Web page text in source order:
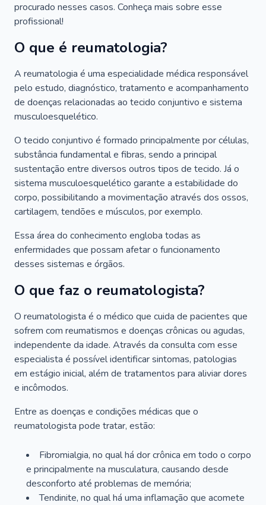
procurado nesses casos. Conheça mais sobre esse
profissional!
O que é reumatologia?
A reumatologia é uma especialidade médica responsável
pelo estudo, diagnóstico, tratamento e acompanhamento
de doenças relacionadas ao tecido conjuntivo e sistema
musculoesquelético.
O tecido conjuntivo é formado principalmente por células,
substância fundamental e fibras, sendo a principal
sustentação entre diversos outros tipos de tecido. Já o
sistema musculoesquelético garante a estabilidade do
corpo, possibilitando a movimentação através dos ossos,
cartilagem, tendões e músculos, por exemplo.
Essa área do conhecimento engloba todas as
enfermidades que possam afetar o funcionamento
desses sistemas e órgãos.
O que faz o reumatologista?
O reumatologista é o médico que cuida de pacientes que
sofrem com reumatismos e doenças crônicas ou agudas,
independente da idade. Através da consulta com esse
especialista é possível identificar sintomas, patologias
em estágio inicial, além de tratamentos para aliviar dores
e incômodos.
Entre as doenças e condições médicas que o
reumatologista pode tratar, estão:
Fibromialgia, no qual há dor crônica em todo o corpo
e principalmente na musculatura, causando desde
desconforto até problemas de memória;
Tendinite, no qual há uma inflamação que acomete